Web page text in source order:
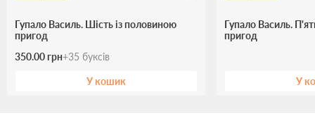
Гупало Василь. Шість із половиною
пригод
350.00 грн+35 буксів
У кошик
Гупало Василь.
пригод
У